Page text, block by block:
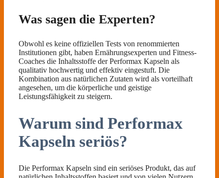
Was sagen die Experten?
Obwohl es keine offiziellen Tests von renommierten
Institutionen gibt, haben Ernährungsexperten und Fitness-
Coaches die Inhaltsstoffe der Performax Kapseln als
qualitativ hochwertig und effektiv eingestuft. Die
Kombination aus natürlichen Zutaten wird als vorteilhaft
angesehen, um die körperliche und geistige
Leistungsfähigkeit zu steigern.
Warum sind Performax
Kapseln seriös?
Die Performax Kapseln sind ein seriöses Produkt, das auf